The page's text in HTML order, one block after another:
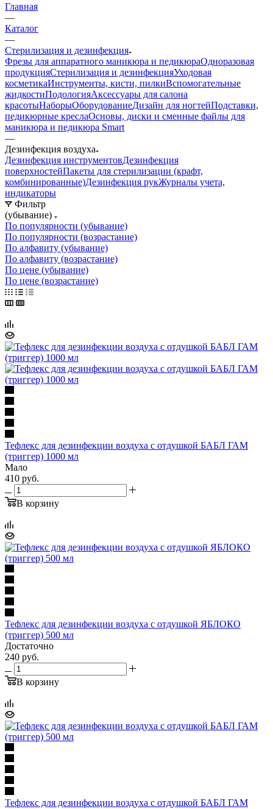
Главная
—
Каталог
—
Стерилизация и дезинфекция
Фрезы для аппаратного маникюра и педикюраОдноразовая
продукцияСтерилизация и дезинфекцияУходовая
косметикаИнструменты, кисти, пилкиВспомогательные
жидкостиПодологияАксессуары для салона
красотыНаборыОборудованиеДизайн для ногтейПодставки,
педикюрные креслаОсновы, диски и сменные файлы для
маникюра и педикюра Smart
—
Дезинфекция воздуха
Дезинфекция инструментовДезинфекция
поверхностейПакеты для стерилизации (крафт,
комбинированные)Дезинфекция рукЖурналы учета,
индикаторы
Фильтр
(убывание)
По популярности (убывание)
По популярности (возрастание)
По алфавиту (убывание)
По алфавиту (возрастание)
По цене (убывание)
По цене (возрастание)
Тефлекс для дезинфекции воздуха с отдушкой БАБЛ ГАМ
(триггер) 1000 мл
Мало
410 руб.
В корзину
Тефлекс для дезинфекции воздуха с отдушкой ЯБЛОКО
(триггер) 500 мл
Достаточно
240 руб.
В корзину
Тефлекс для дезинфекции воздуха с отдушкой БАБЛ ГАМ